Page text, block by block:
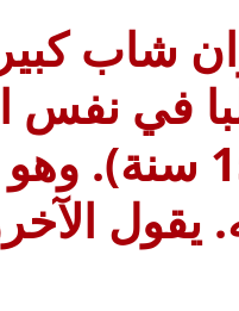
شاب
في نفس
(عمري 15
يقول